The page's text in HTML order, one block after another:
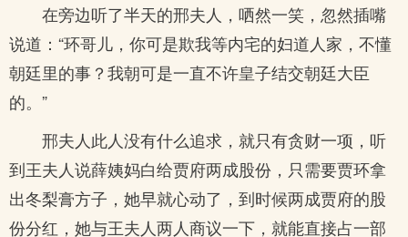
在旁边听了半天的邢夫人，哂然一笑，忽然插嘴
说道：“环哥儿，你可是欺我等内宅的妇道人家，不懂
朝廷里的事？我朝可是一直不许皇子结交朝廷大臣
的。”
邢夫人此人没有什么追求，就只有贪财一项，听
到王夫人说薛姨妈白给贾府两成股份，只需要贾环拿
出冬梨膏方子，她早就心动了，到时候两成贾府的股
份分红，她与王夫人两人商议一下，就能直接占一部